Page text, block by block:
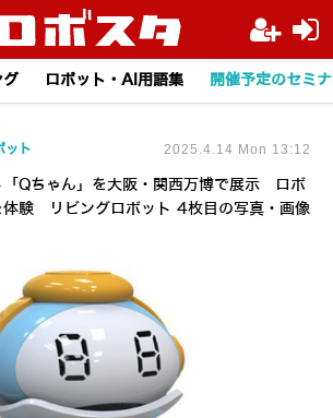
グ ロボット・AI用語集 開催予定のセミ
「Qちゃん」を大阪・関西万博で展示 ロボ
体験 リビングロボット 4枚目の写真・画像
ット 2025.4.14 Mon 13:12